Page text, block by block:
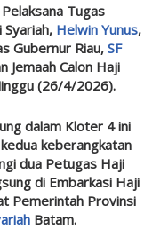
Pelaksana Tugas
Syariah, Helwin Yunus,
Gubernur Riau, SF
Jemaah Calon Haji
(26/4/2026).
dalam Kloter 4 ini
keberangkatan
dua Petugas Haji
di Embarkasi Haji
Pemerintah Provinsi
Batam.